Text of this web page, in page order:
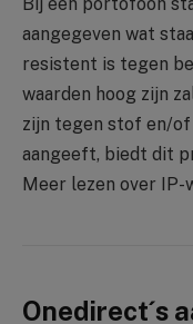
aangegeven wat
resistent is tegen
waarden hoog zijn
zijn tegen stof en/
aangeeft, biedt dit
Meer lezen over IP-
Onedirect´s